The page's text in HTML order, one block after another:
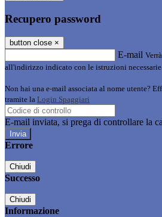
Recupero password
button close ×
E-mail
all'indirizzo indicato con le istruzioni
Non hai una e-mail associata al nome utente?
tramite la Login Spaggiari
E-mail inviata, si prega di controllare la
Errore
Chiudi
Successo
Chiudi
Informazione